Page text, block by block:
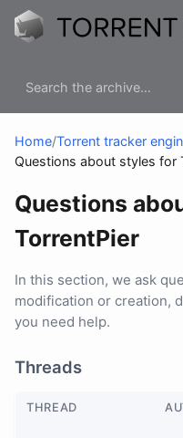
Home/Torrent tracker
Questions about styles for
Questions
TorrentPier
In this section, we ask
modification or creation,
you need help.
Threads
THREAD